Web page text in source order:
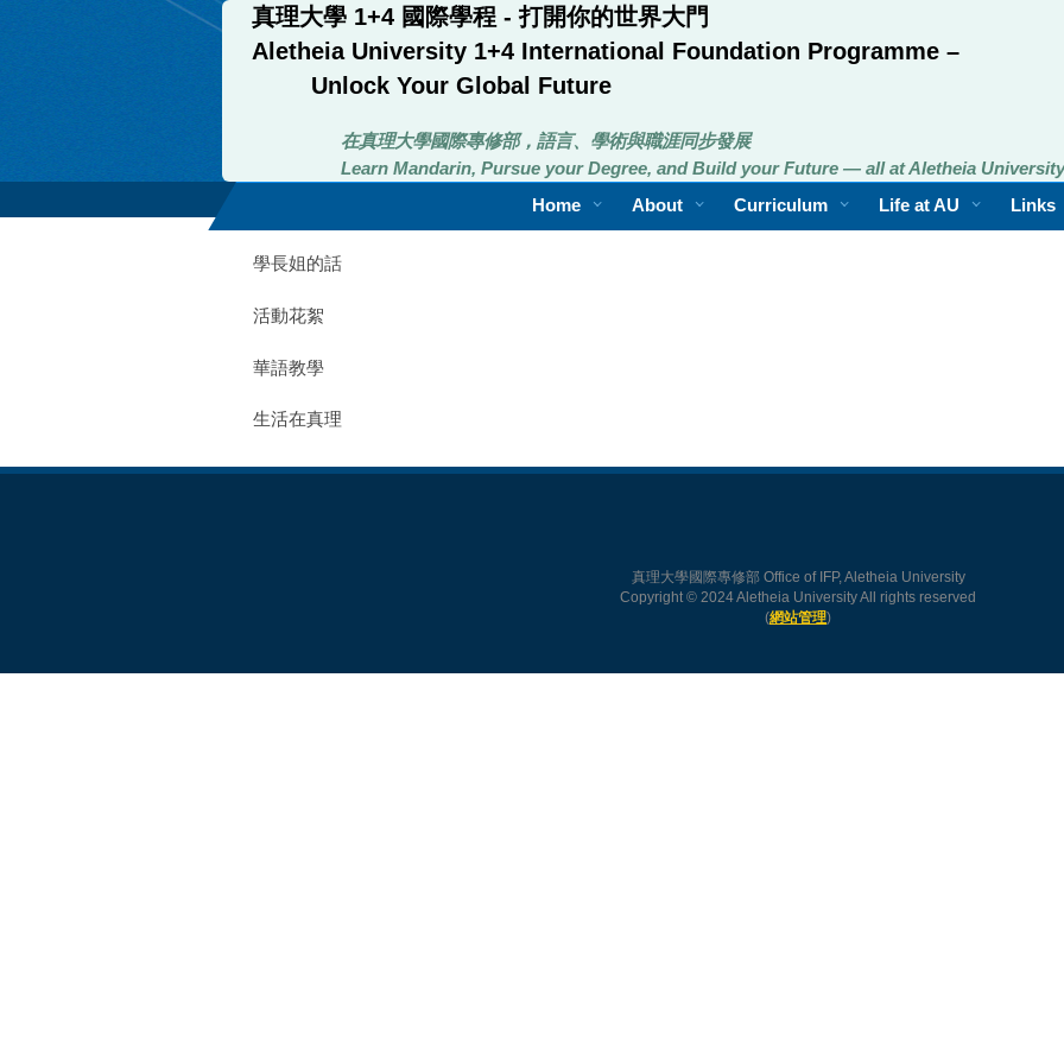
真理大學 1+4 國際學程 - 打開你的世界大門
Aletheia University 1+4 International Foundation Programme –
Unlock Your Global Future
在真理大學國際專修部，語言、學術與職涯同步發展
Learn Mandarin, Pursue your Degree, and Build your Future — all at Aletheia University
Home
About Curriculum Life at AU Links
學長姐的話
活動花絮
華語教學
生活在真理
真理大學國際專修部 Office of IFP, Aletheia University
Copyright © 2024 Aletheia University All rights reserved
(網站管理)